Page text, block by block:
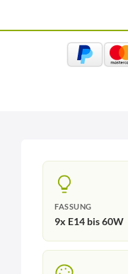
FASSUNG
9x E14 bis 60W